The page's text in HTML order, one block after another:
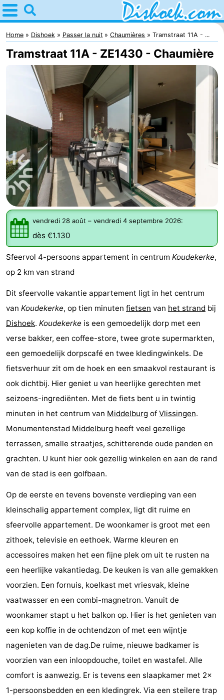
Home
Dishoek
Astuces
enfants
Appartements
Duinhof
Klein
Dishoek
-
Martina
-
Noordzee
Résidence
Dishoek
Campings
Chambre
d'hôtes
Chaumières
Duinhof
Klein
Dishoek
-
Duinzicht
-
Galgewei
-
Meerpaal
-
Noordzee
Resort
Vlissingen
-
Noordzee
Résidence
Dishoek
-
Strandcamping
Valkenisse
-
Strandpark
-
Westduin
Hôtels
Last
minutes
Plages
Voir
et
faire
Lieux
d'intérêt
-
Musées
-
Monuments
-
Points
Attractions
Home Dishoek Passer la nuit Chaumières Tramstraat 11A - ...
Tramstraat 11A - ZE1430 - Chaumière
vendredi 28 août – vendredi 4 septembre 2026:
dès €1.130
Sfeervol 4-persoons appartement in centrum Koudekerke,
op 2 km van strand
Dit sfeervolle vakantie appartement ligt in het centrum
van Koudekerke, op tien minuten fietsen van het strand bij
Dishoek. Koudekerke is een gemoedelijk dorp met een
verse bakker, een coffee-store, twee grote supermarkten,
een gemoedelijk dorpscafé en twee kledingwinkels. De
fietsverhuur zit om de hoek en een smaakvol restaurant is
ook dichtbij. Hier geniet u van heerlijke gerechten met
seizoens-ingrediënten. Met de fiets bent u in twintig
minuten in het centrum van Middelburg of Vlissingen.
Monumentenstad Middelburg heeft veel gezellige
terrassen, smalle straatjes, schitterende oude panden en
grachten. U kunt hier ook gezellig winkelen en aan de rand
van de stad is een golfbaan.
Op de eerste en tevens bovenste verdieping van een
kleinschalig appartement complex, ligt dit ruime en
sfeervolle appartement. De woonkamer is groot met een
zithoek, televisie en eethoek. Warme kleuren en
accessoires maken het een fijne plek om uit te rusten na
een heerlijke vakantiedag. De keuken is van alle gemakken
voorzien. Een fornuis, koelkast met vriesvak, kleine
vaatwasser en een combi-magnetron. Vanuit de
woonkamer stapt u het balkon op. Hier is het genieten van
een kop koffie in de ochtendzon of met een wijntje
nagenieten van de dag.De ruime, nieuwe badkamer is
voorzien van een inloopdouche, toilet en wastafel. Alle
comfort is aanwezig. Er is tevens een slaapkamer met 2x
1-persoonsbedden en een kledingrek. Via een steilere trap